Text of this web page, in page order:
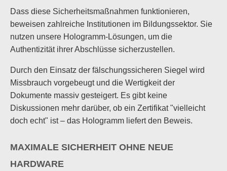
Dass diese Sicherheitsmaßnahmen funktionieren,
beweisen zahlreiche Institutionen im Bildungssektor. Sie
nutzen unsere Hologramm-Lösungen, um die
Authentizität ihrer Abschlüsse sicherzustellen.
Durch den Einsatz der fälschungssicheren Siegel wird
Missbrauch vorgebeugt und die Wertigkeit der
Dokumente massiv gesteigert. Es gibt keine
Diskussionen mehr darüber, ob ein Zertifikat "vielleicht
doch echt" ist – das Hologramm liefert den Beweis.
MAXIMALE SICHERHEIT OHNE NEUE
HARDWARE